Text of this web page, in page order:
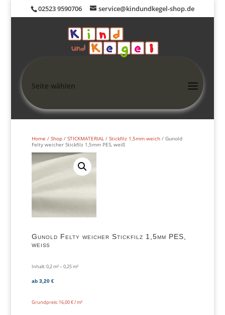
02523 9590706 service@kindundkegel-shop.de
Seite wählen
Home / Shop/ STICKMATERIAL/ Stickfilz 1,5mm weich/ Gunold
Felty weicher Stickfilz 1,5mm PES, weiß
Gunold Felty weicher Stickfilz 1,5mm PES,
weiß
Inhalt: 0,2m²– 0,25m²
ab 3,20 €
Grundpreis: 16,00€/m²